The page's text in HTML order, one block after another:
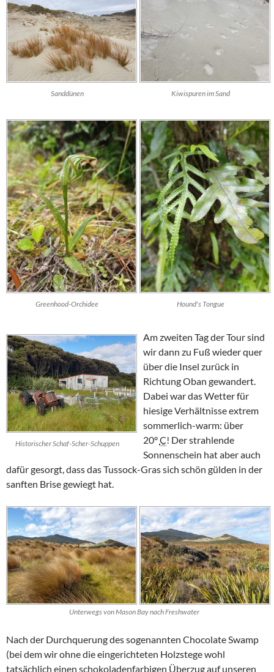
Sanddünen Kiwispuren im Sand
Greenhood-Orchidee Hound's Tongue
Historischer Schaf-Scher-Schuppen
Am zweiten Tag der Tour sind
wir dann zu Fuß wieder quer
über die Insel zurück in
RichtungOban gewandert.
Dabei war das Wetter für
hiesige Verhältnisse extrem
sommerlich-warm: über
20°C! Der strahlende
Sonnenschein hat aber auch
dafür gesorgt, dass dasTussock-Gras sich schön gülden in der
sanften Brise gewiegt hat.
Unterwegs von Mason Bay nach Freshwater
Nach der Durchquerung des sogenannten Chocolate Swamp
(bei dem wir ohne die eingerichteten Holzstege wohl
tatsächlich einen schokoladenfarbigen Überzug auf unseren